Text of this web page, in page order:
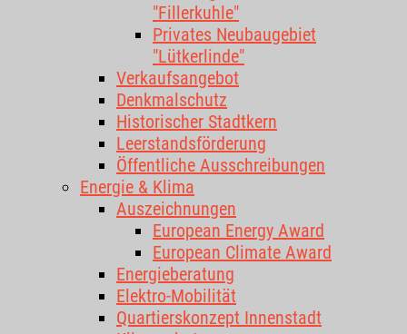
"Fillerkuhle"
Privates Neubaugebiet
"Lütkerlinde"
Verkaufsangebot
Denkmalschutz
Historischer Stadtkern
Leerstandsförderung
Öffentliche Ausschreibungen
Energie & Klima
Auszeichnungen
European Energy Award
European Climate Award
Energieberatung
Elektro-Mobilität
Quartierskonzept Innenstadt